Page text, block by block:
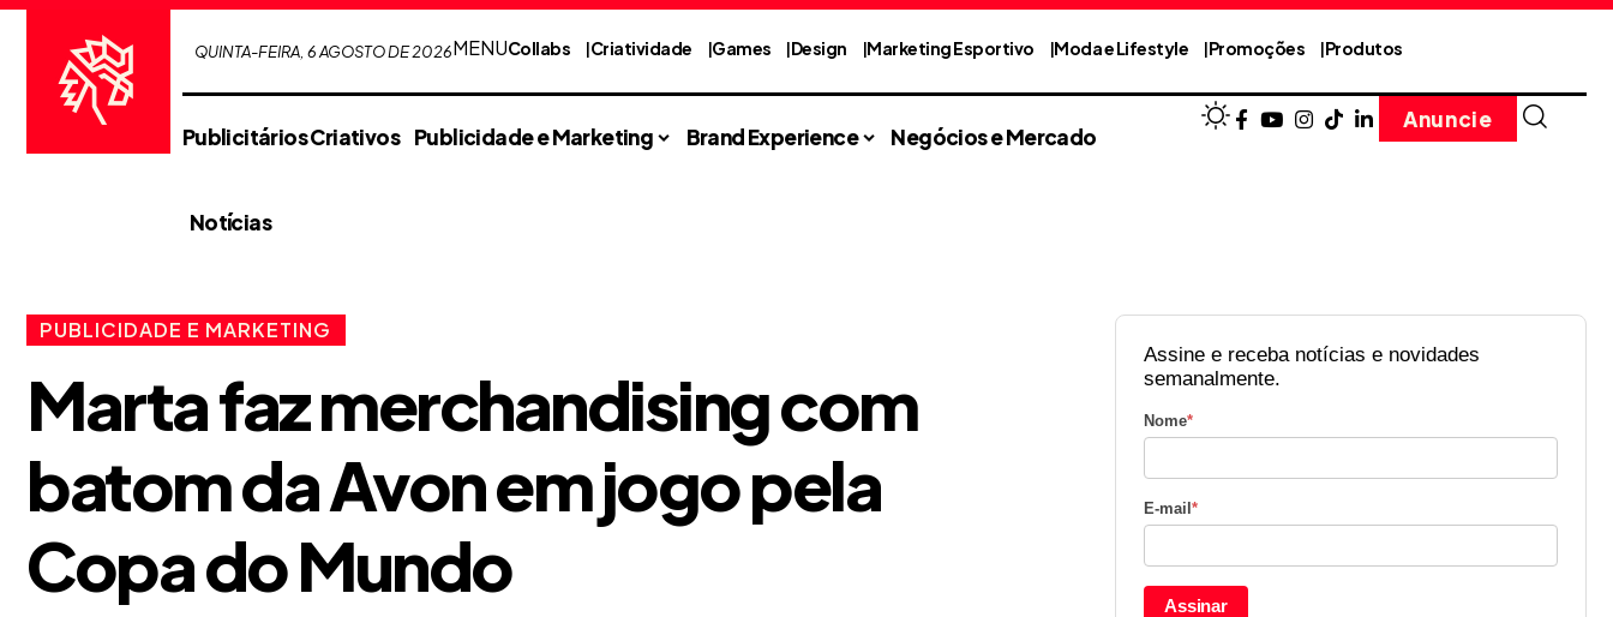
QUINTA-FEIRA, 6 AGOSTO DE 2026MENUCollabs Criatividade Games Design Marketing Esportivo Moda e Lifestyle Promoções Produtos
Publicitários Criativos Publicidade e Marketing Brand Experience Negócios e Mercado
Notícias
Anuncie
PUBLICIDADE E MARKETING
Marta faz merchandising com
batom da Avon em jogo pela
Copa do Mundo
Assine e receba notícias e novidades
semanalmente.
Nome*
E-mail *
Assinar